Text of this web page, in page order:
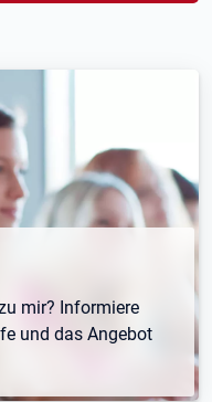
mir? Informiere
und das Angebot